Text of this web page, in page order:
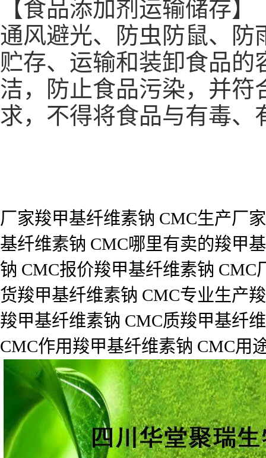
【食品添加剂运输储存】
通风避光、防虫防鼠、防
贮存、运输和装卸食品
洁，防止食品污染，并符
求，不得将食品与有毒
厂家羧甲基纤维素钠 CMC生产厂
基纤维素钠 CMC哪里有卖的羧甲
钠 CMC报价羧甲基纤维素钠
货羧甲基纤维素钠 CMC专业生产
羧甲基纤维素钠 CMC质羧甲基纤
CMC作用羧甲基纤维素钠 CMC用